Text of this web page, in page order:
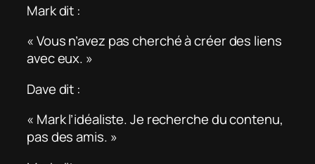
Mark dit :
« Vous n’avez pas cherché à créer des liens
avec eux. »
Dave dit :
« Mark l’idéaliste. Je recherche du contenu,
pas des amis. »